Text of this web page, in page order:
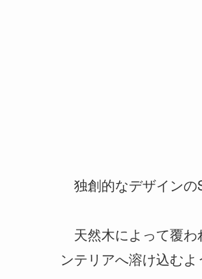
独創的なデザインの
天然木によって覆わ
ンテリアへ溶け込むよ